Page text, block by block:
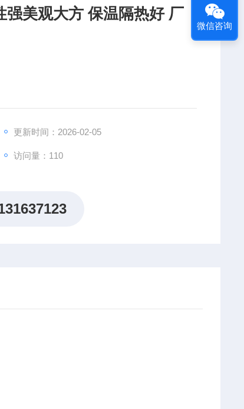
美观大方 保温隔热好 厂
更新时间：2026-02-05
访问量：110
微信咨询